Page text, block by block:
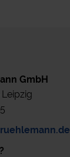
GmbH
Leipzig